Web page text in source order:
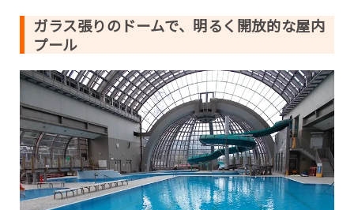
ガラス張りのドームで、明るく開放的な屋内
プール